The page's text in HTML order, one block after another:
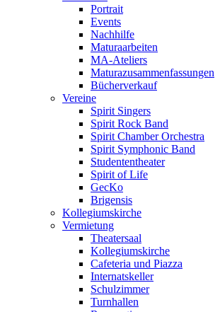
Portrait
Events
Nachhilfe
Maturaarbeiten
MA-Ateliers
Maturazusammenfassungen
Bücherverkauf
Vereine
Spirit Singers
Spirit Rock Band
Spirit Chamber Orchestra
Spirit Symphonic Band
Studententheater
Spirit of Life
GecKo
Brigensis
Kollegiumskirche
Vermietung
Theatersaal
Kollegiumskirche
Cafeteria und Piazza
Internatskeller
Schulzimmer
Turnhallen